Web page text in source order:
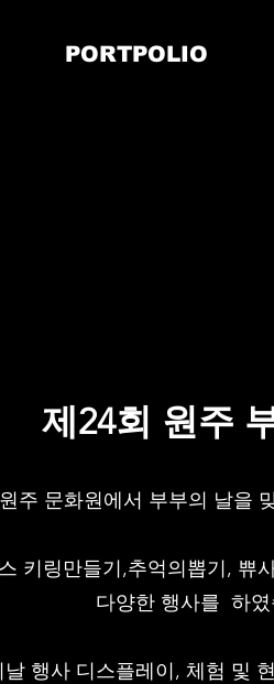
PORTPOLIO
제24회 원주
주 문화원에서 부부의 날을
키링만들기,추억의뽑기, 쀼
다양한 행사를 하였
날 행사 디스플레이, 체험 및